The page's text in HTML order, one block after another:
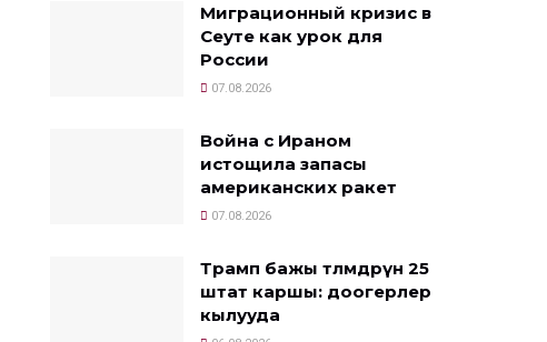
Миграционный кризис в
Сеуте как урок для
России
07.08.2026
Война с Ираном
истощила запасы
американских ракет
07.08.2026
Трамп бажы төлөмдөрүнө 25
штат каршы: доогерлер
кылууда